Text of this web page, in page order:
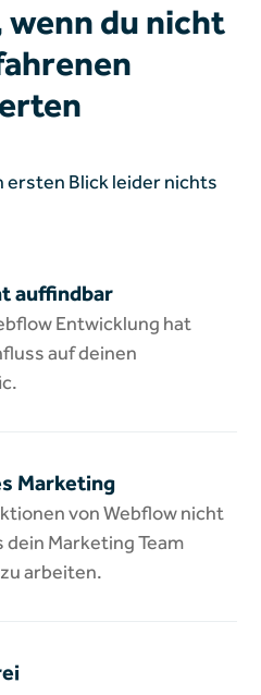
wenn du nicht
ersten Blick leider nichts
auffindbar
Entwicklung hat
auf deinen
Marketing
von Webflow nicht
Marketing Team
arbeiten.